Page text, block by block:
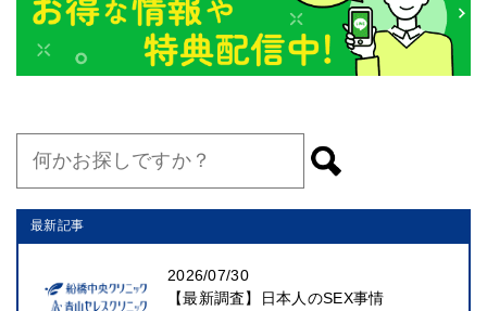
最新記事
2026/07/30
【最新調査】日本人のSEX事情